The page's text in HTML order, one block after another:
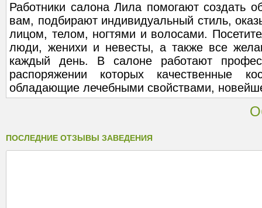
Работники салона Лила помогают создать
вам, подбирают индивидуальный стиль,
лицом, телом, ногтями и волосами.
люди, женихи и невесты, а также все
каждый день. В салоне работают
распоряжении которых качественные
обладающие лечебными свойствами,
ПОСЛЕДНИЕ ОТЗЫВЫ ЗАВЕДЕНИЯ